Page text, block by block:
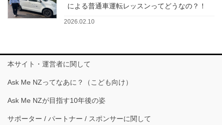
による普通車運転レッスンってどうなの？！
2026.02.10
本サイト・運営者に関して
Ask Me NZってなあに？（こども向け）
Ask Me NZが目指す10年後の姿
サポーター / パートナー / スポンサーに関して